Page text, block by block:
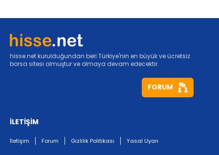
hisse.net kurulduğundan beri Türkiye'nin en büyük ve ücretsiz
borsa sitesi olmuştur ve olmaya devam edecektir.
FORUM
İLETİŞİM
İletişim Forum Gizlilik Politikası Yasal Uyarı